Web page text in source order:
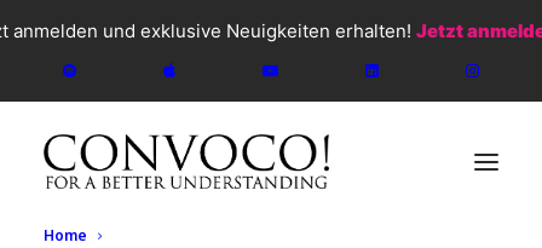
anmelden und exklusive Neuigkeiten erhalten! Jetzt
Home